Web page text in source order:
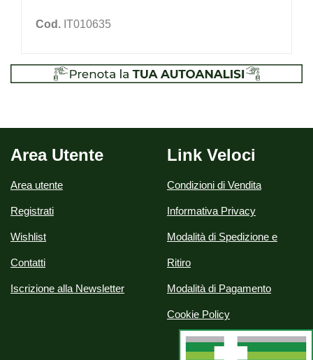
Cod. IT010635
Area Utente
Area utente
Registrati
Wishlist
Contatti
Iscrizione alla Newsletter
Link Veloci
Condizioni di Vendita
Informativa Privacy
Modalità di Spedizione e
Ritiro
Modalità di Pagamento
Cookie Policy